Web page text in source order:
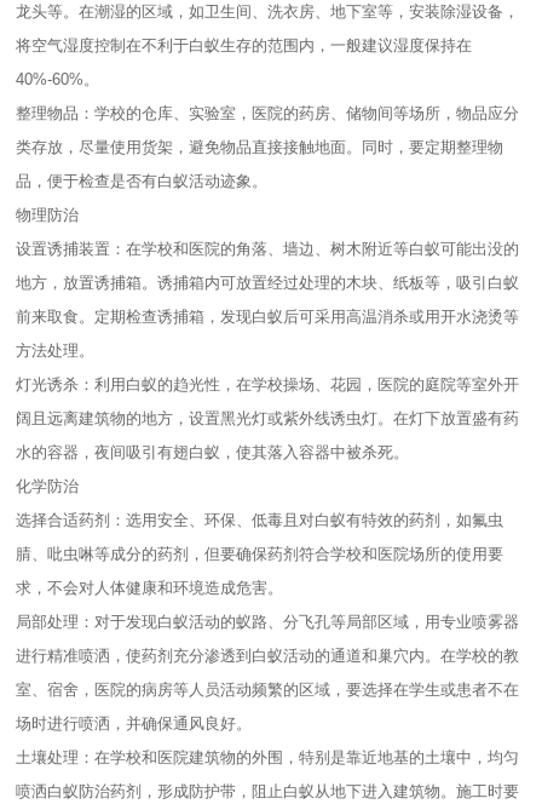
龙头等。在潮湿的区域，如卫生间、洗衣房、地下室等，安装除湿设备，
将空气湿度控制在不利于白蚁生存的范围内，一般建议湿度保持在
40%-60%。
整理物品：学校的仓库、实验室，医院的药房、储物间等场所，物品应分
类存放，尽量使用货架，避免物品直接接触地面。同时，要定期整理物
品，便于检查是否有白蚁活动迹象。
物理防治
设置诱捕装置：在学校和医院的角落、墙边、树木附近等白蚁可能出没的
地方，放置诱捕箱。诱捕箱内可放置经过处理的木块、纸板等，吸引白蚁
前来取食。定期检查诱捕箱，发现白蚁后可采用高温消杀或用开水浇烫等
方法处理。
灯光诱杀：利用白蚁的趋光性，在学校操场、花园，医院的庭院等室外开
阔且远离建筑物的地方，设置黑光灯或紫外线诱虫灯。在灯下放置盛有药
水的容器，夜间吸引有翅白蚁，使其落入容器中被杀死。
化学防治
选择合适药剂：选用安全、环保、低毒且对白蚁有特效的药剂，如氟虫
腈、吡虫啉等成分的药剂，但要确保药剂符合学校和医院场所的使用要
求，不会对人体健康和环境造成危害。
局部处理：对于发现白蚁活动的蚁路、分飞孔等局部区域，用专业喷雾器
进行精准喷洒，使药剂充分渗透到白蚁活动的通道和巢穴内。在学校的教
室、宿舍，医院的病房等人员活动频繁的区域，要选择在学生或患者不在
场时进行喷洒，并确保通风良好。
土壤处理：在学校和医院建筑物的外围，特别是靠近地基的土壤中，均匀
喷洒白蚁防治药剂，形成防护带，阻止白蚁从地下进入建筑物。施工时要